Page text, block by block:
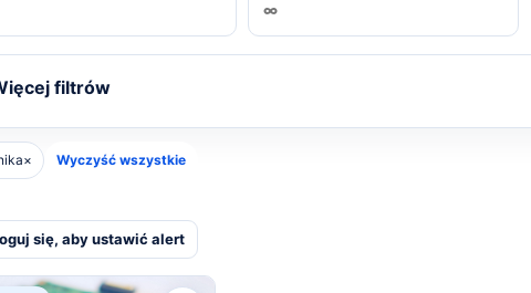
filtrów
× Wyczyść wszystkie
się, aby ustawić alert